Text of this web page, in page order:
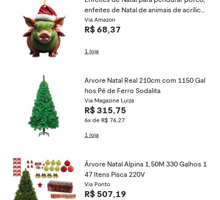
enfeites de Natal de animais de acrílico
2D, enfeites de árvore de Natal de porc
o com bola, enfeites fofos de pingente
Via Amazon
R$ 68,37
1 loja
Arvore Natal Real 210cm com 1150 Gal
hos Pé de Ferro Sodalita
Via Magazine Luiza
R$ 315,75
6x de R$ 76,27
1 loja
Árvore Natal Alpina 1,50M 330 Galhos 1
47 Itens Pisca 220V
Via Ponto
R$ 507,19